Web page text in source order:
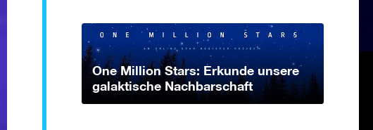
One Million Stars: Erkunde unsere
galaktische Nachbarschaft